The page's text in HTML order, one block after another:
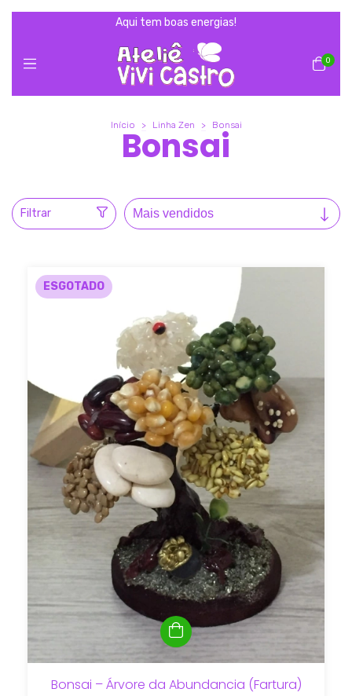
Aqui tem boas energias!
0
Início > Linha Zen > Bonsai
Bonsai
Filtrar
ESGOTADO
Bonsai – Árvore da Abundancia (Fartura)